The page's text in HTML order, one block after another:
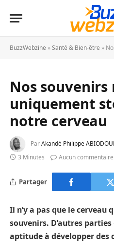
BuzzWebzine »Santé & Bien-être » Nos
Nos souvenirs
uniquement
notre cerveau
ParAkandé Philippe
3 Minutes
Aucun commentaire
Partager
Il n’y a pas que le cerveau
souvenirs. D’autres
aptitude à développer des